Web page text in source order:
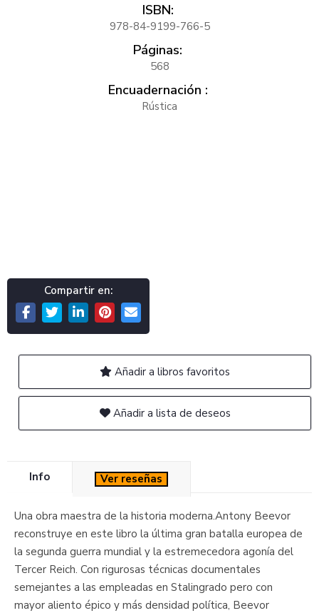
ISBN:
978-84-9199-766-5
Páginas:
568
Encuadernación :
Rústica
Compartir en:
Añadir a libros favoritos
Añadir a lista de deseos
Info Ver reseñas
Una obra maestra de la historia moderna.Antony Beevor
reconstruye en este libro la última gran batalla europea de
la segunda guerra mundial y la estremecedora agonía del
Tercer Reich. Con rigurosas técnicas documentales
semejantes a las empleadas en Stalingrado pero con
mayor aliento épico y más densidad política, Beevor